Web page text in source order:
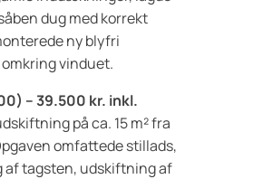
dug med korrekt
ny blyfri
vinduet.
– 39.500 kr. inkl.
på ca. 15 m² fra
omfattede stillads,
tagsten, udskiftning af